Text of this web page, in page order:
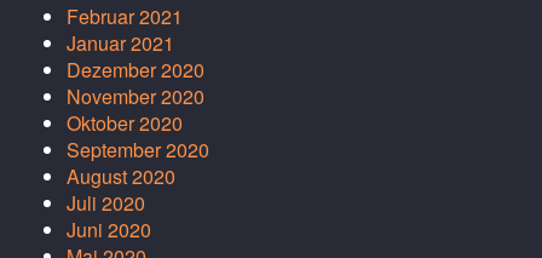
Februar 2021
Januar 2021
Dezember 2020
November 2020
Oktober 2020
September 2020
August 2020
Juli 2020
Juni 2020